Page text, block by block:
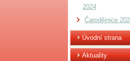
2024
Čarodějnice
Úvodní strana
Aktuality